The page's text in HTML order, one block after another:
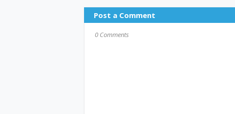
Post a Comment
0 Comments